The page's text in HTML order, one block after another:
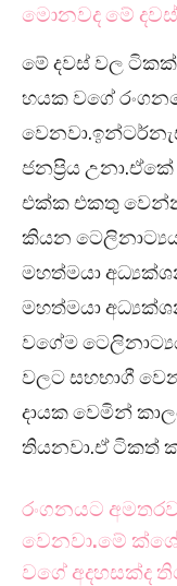
මොනවද මේ
මේ දවස් වල
හයක වගේ
ජනප්‍රිය
එක්ක එකතු
කියන
මහත්මයා
මහත්මයා
වගේම
වලට සහභාගී
දායක වෙමින්
තියනවා.ඒ ටිකත්
රංගනයට
වෙනවා.මේ
වගේ අදහසක්ද